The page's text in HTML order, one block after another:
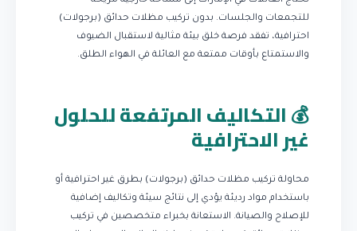
للتجمعات والجلسات. بدون تركيب مظلات حدائق (برجولات)
احترافية، تفقد فرصة خلق بيئة مثالية لاستقبال الضيوف
والاستمتاع بأوقات ممتعة مع العائلة في الهواء الطلق.
💰 التكاليف المرتفعة للحلول
غير الاحترافية
محاولة تركيب مظلات حدائق (برجولات) بطرق غير احترافية أو
باستخدام مواد رديئة يؤدي إلى نتائج سيئة وتكاليف إضافية
للإصلاح والصيانة. الاستعانة بخبراء متخصصين في تركيب